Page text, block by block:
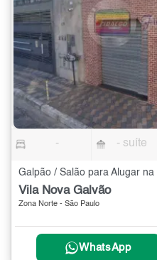
- - suíte
Galpão / Salão para Alugar
Vila Nova Galvão
Zona Norte - São Paulo
WhatsApp